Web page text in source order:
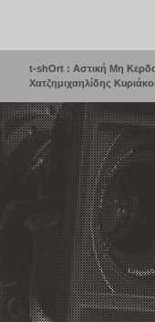
t-shOrt : Αστική Μη
Χατζημιχαηλίδης